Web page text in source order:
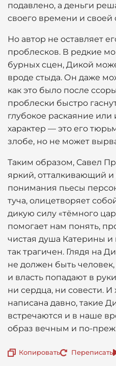
подавлено, а деньги
своего времени и своей
Но автор не оставляет
проблесков. В редкие
бурных сцен, Дикой
вроде стыда. Он даже
как это было после
проблески быстро
глубокое раскаяние
характер — это его
злобе, но не может
Таким образом, Савел
яркий, отталкивающий
понимания пьесы
туча, олицетворяет
дикую силу «тёмного
помогает нам понять,
чистая душа Катерины
так трагичен. Глядя на
не должен быть человек,
и власть попадают в
ни сердца, ни совести. И
написана давно, такие
встречаются и в наше
образ вечным и по-
Копировать Переписать